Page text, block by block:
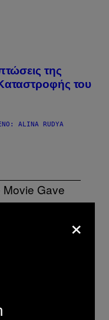
της
του
ALINA RUDYA
Gave
Awkward
×